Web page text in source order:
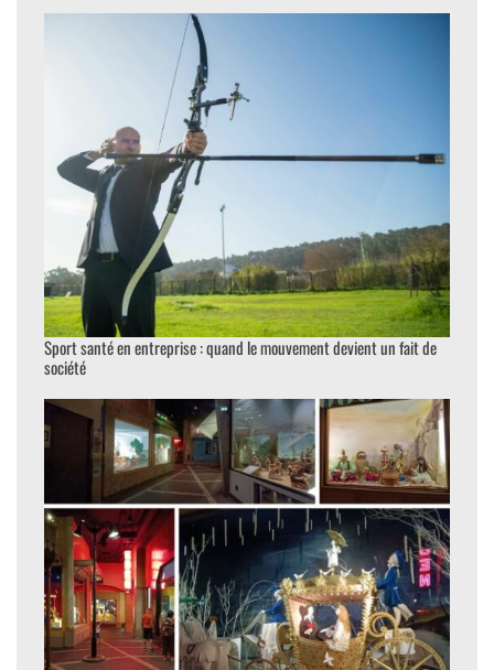
Sport santé en entreprise : quand le mouvement devient un fait de
société